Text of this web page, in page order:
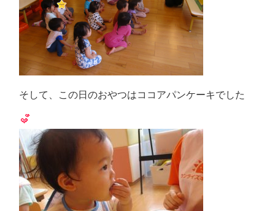
そして、この日のおやつはココアパンケーキでした